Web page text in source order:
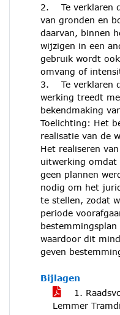
2. Te verklaren
van gronden en
daarvan, binnen
wijzigen in een
gebruik wordt
omvang of
3. Te verklaren
werking treedt
bekendmaking
Toelichting: Het
realisatie van de
Het realiseren
uitwerking omdat
geen plannen
nodig om het
te stellen, zodat
periode
waardoor dit
geven
Bijlagen
1.
Lemmer